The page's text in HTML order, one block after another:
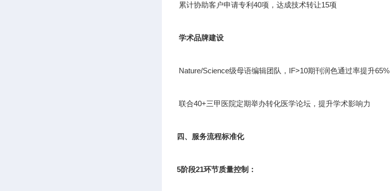
累计协助客户申请专利40项，达成技术转让15项
学术品牌建设
Nature/Science级母语编辑团队，IF>10期刊润色通过率提升65%
联合40+三甲医院定期举办转化医学论坛，提升学术影响力
四、服务流程标准化
5阶段21环节质量控制：